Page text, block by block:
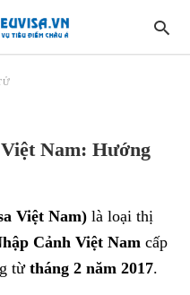
Nam: Hướng
Việt Nam) là loại thị
Cảnh Việt Nam cấp
từ tháng 2 năm 2017.